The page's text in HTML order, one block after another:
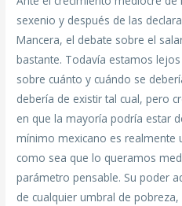
sexenio y después de las
Mancera, el debate sobre el
bastante. Todavía estamos
sobre cuánto y cuándo se
debería de existir tal cual, pero
en que la mayoría podría estar
mínimo mexicano es realmente
como sea que lo queramos
parámetro pensable. Su poder
de cualquier umbral de